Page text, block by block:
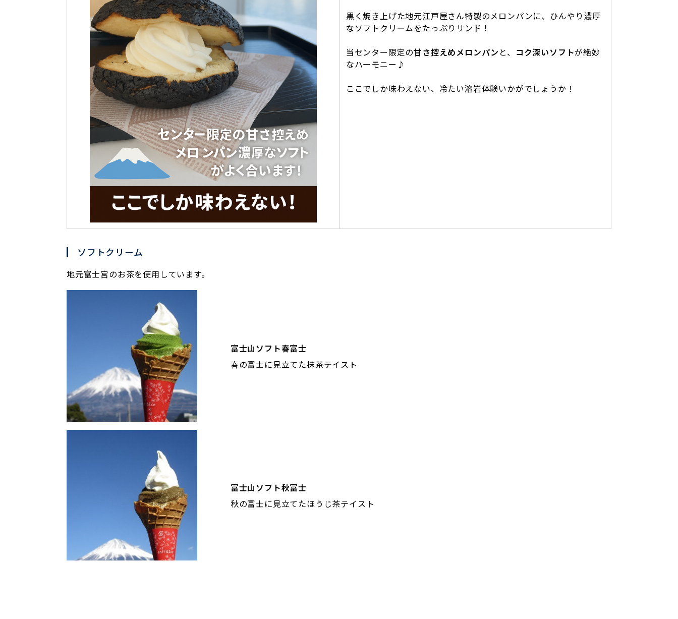
黒く焼き上げた地元江戸屋さん特製のメロンパンに、ひんやり濃厚
なソフトクリームをたっぷりサンド！
当センター限定の甘さ控えめメロンパン と、 コク深いソフトが絶妙
なハーモニー♪
ここでしか味わえない、冷たい溶岩体験いかがでしょうか！
ソフトクリーム
地元富士宮のお茶を使用しています。
富士山ソフト春富士
春の富士に見立てた抹茶テイスト
富士山ソフト秋富士
秋の富士に見立てたほうじ茶テイスト